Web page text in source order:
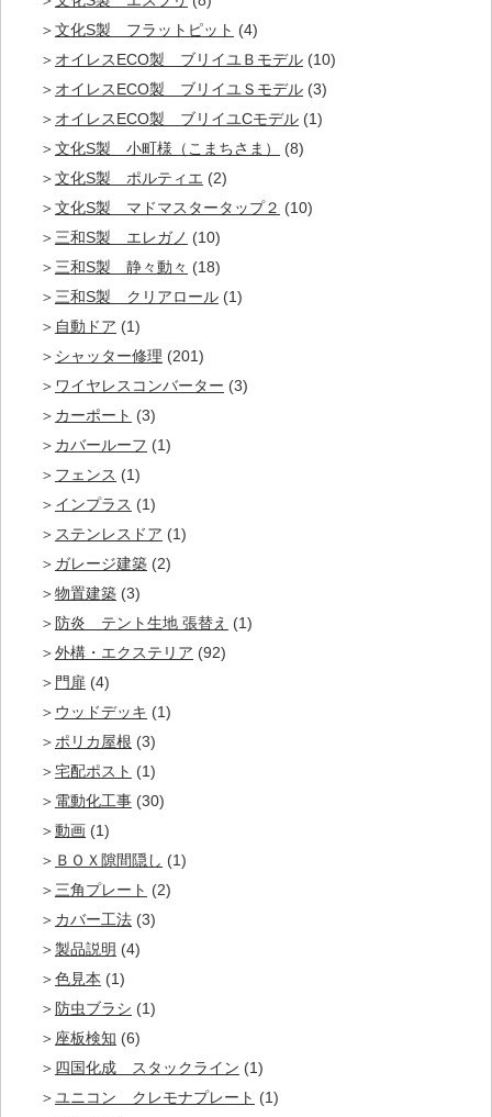
文化S製 フラットピット (4)
オイレスECO製 ブリイユＢモデル (10)
オイレスECO製 ブリイユＳモデル (3)
オイレスECO製 ブリイユCモデル (1)
文化S製 小町様（こまちさま）
(8)
文化S製 ポルティエ (2)
文化S製 マドマスタータップ２ (10)
三和S製 エレガノ (10)
三和S製 静々動々 (18)
三和S製 クリアロール (1)
自動ドア (1)
シャッター修理 (201)
ワイヤレスコンバーター (3)
カーポート (3)
カバールーフ (1)
フェンス (1)
インプラス (1)
ステンレスドア (1)
ガレージ建築 (2)
物置建築 (3)
防炎 テント生地 張替え (1)
外構・エクステリア (92)
門扉 (4)
ウッドデッキ (1)
ポリカ屋根 (3)
宅配ポスト (1)
電動化工事 (30)
動画 (1)
ＢＯＸ隙間隠し (1)
三角プレート (2)
カバー工法 (3)
製品説明 (4)
色見本 (1)
防虫ブラシ (1)
座板検知 (6)
四国化成 スタックライン (1)
ユニコン クレモナプレート (1)